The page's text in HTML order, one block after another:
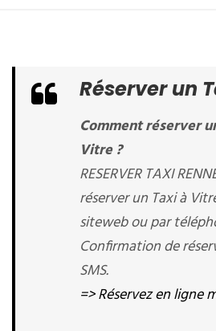
Réserver un
Comment réserver
Vitre ?
RESERVER TAXI
réserver un Taxi à
siteweb ou par
Confirmation de
SMS.
=> Réservez en ligne